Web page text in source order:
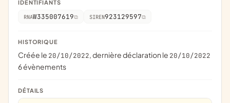
IDENTIFIANTS
RNAW335007619 SIREN923129597
HISTORIQUE
Créée le 20/10/2022, dernière déclaration le 20/10/2022
6 évènements
DÉTAILS